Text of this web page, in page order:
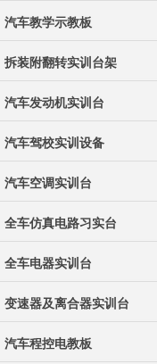
汽车教学示教板
拆装附翻转实训台架
汽车发动机实训台
汽车驾校实训设备
汽车空调实训台
全车仿真电路习实台
全车电器实训台
变速器及离合器实训台
汽车程控电教板